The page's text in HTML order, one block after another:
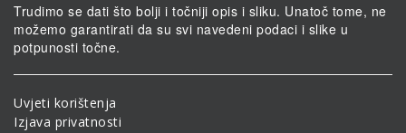
Trudimo se dati što bolji i točniji opis i sliku. Unatoč tome, ne
možemo garantirati da su svi navedeni podaci i slike u
potpunosti točne.
Uvjeti korištenja
Izjava privatnosti